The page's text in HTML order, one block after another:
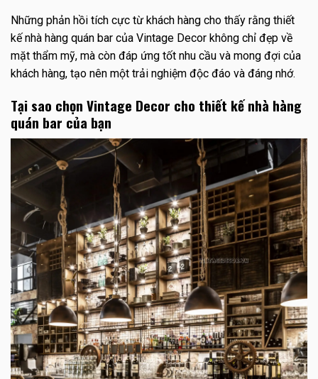
Những phản hồi tích cực từ khách hàng cho thấy rằng thiết
kế nhà hàng quán bar của Vintage Decor không chỉ đẹp về
mặt thẩm mỹ, mà còn đáp ứng tốt nhu cầu và mong đợi của
khách hàng, tạo nên một trải nghiệm độc đáo và đáng nhớ.
Tại sao chọn Vintage Decor cho thiết kế nhà hàng
quán bar của bạn